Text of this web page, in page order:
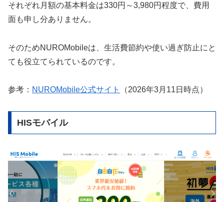
それぞれ月額の基本料金は330円～3,980円程度で、費用
面も申し分ありません。
そのためNUROMobileは、生活費節約や使い過ぎ防止にと
ても役立てられているのです。
参考： NUROMobile公式サイト （2026年3月11日時点）
HISモバイル